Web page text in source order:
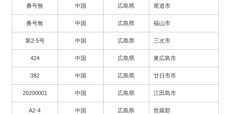
番号無 中国 広島県 尾道市
番号無 中国 広島県 福山市
第2-5号 中国 広島県 三次市
424 中国 広島県 東広島市
382 中国 広島県 廿日市市
20200001 中国 広島県 江田島市
A2-4 中国 広島県 世羅郡